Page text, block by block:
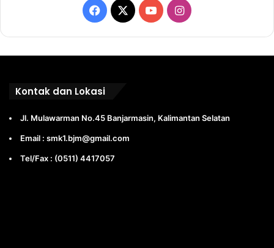
Facebook
X YouTubeInstagram
Kontak dan Lokasi
Jl. Mulawarman No.45 Banjarmasin, Kalimantan Selatan
Email : smk1.bjm@gmail.com
Tel/Fax : (0511) 4417057